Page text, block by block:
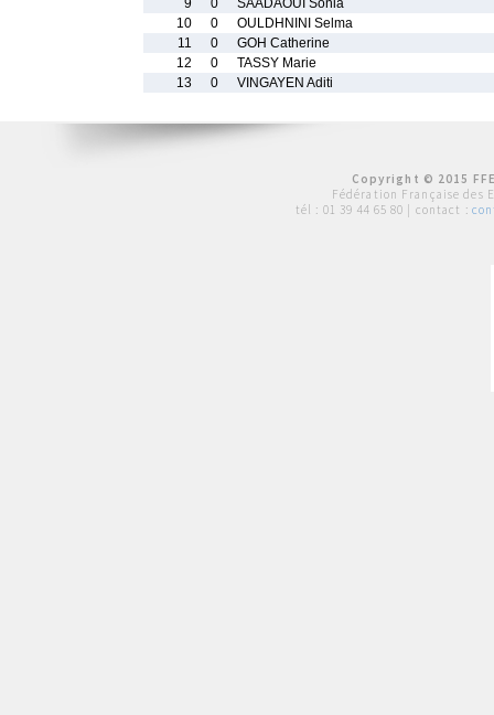
9
0
SAADAOUI Sonia
10
0
OULDHNINI Selma
11
0
GOH Catherine
12
0
TASSY Marie
13
0 VINGAYEN Aditi
Copyright © 2015
Fédération Française des
tél : 01 39 44 65 80 | contact :